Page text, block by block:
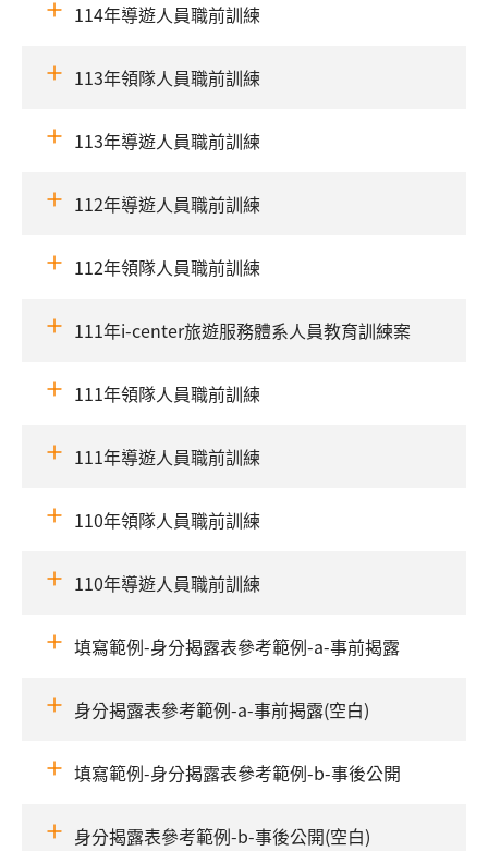
114年導遊人員職前訓練
113年領隊人員職前訓練
113年導遊人員職前訓練
112年導遊人員職前訓練
112年領隊人員職前訓練
111年i-center旅遊服務體系人員教育訓練案
111年領隊人員職前訓練
111年導遊人員職前訓練
110年領隊人員職前訓練
110年導遊人員職前訓練
填寫範例-身分揭露表參考範例-a-事前揭露
身分揭露表參考範例-a-事前揭露(空白)
填寫範例-身分揭露表參考範例-b-事後公開
身分揭露表參考範例-b-事後公開(空白)